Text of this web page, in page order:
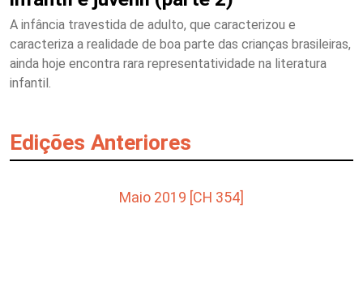
A infância travestida de adulto, que caracterizou e
caracteriza a realidade de boa parte das crianças brasileiras,
ainda hoje encontra rara representatividade na literatura
infantil.
Edições Anteriores
Maio 2019 [CH 354]